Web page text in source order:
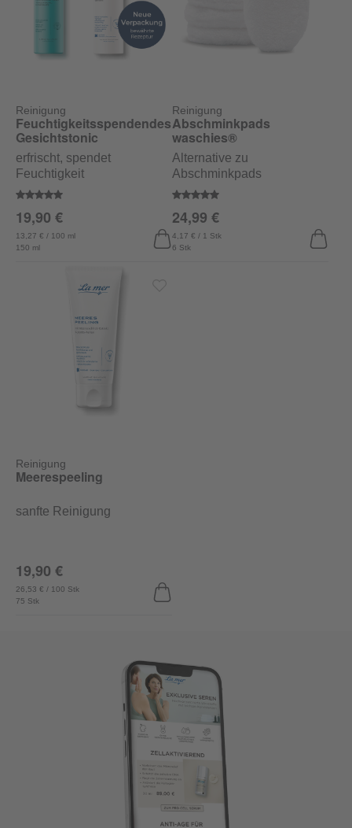
Reinigung
Durchschnittliche Bewertung von 5 von 5 Sternen
Feuchtigkeitsspendendes
Gesichtstonic
erfrischt, spendet
Feuchtigkeit
150 ml
13,27 € / 100 ml
19,90 €
Reinigung
Durchschnittliche Bewertung
Abschminkpads
waschies®
Alternative zu
Abschminkpads
6 Stk
4,17 € / 1 Stk
24,99 €
Reinigung
Meerespeeling
sanfte Reinigung
75 Stk
26,53 € / 100 Stk
19,90 €